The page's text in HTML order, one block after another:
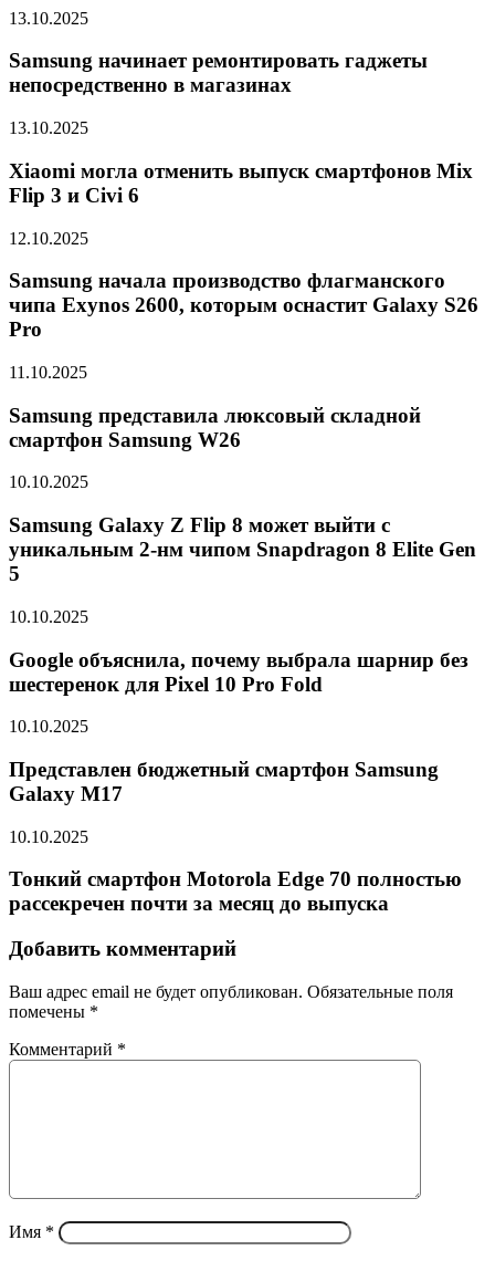
13.10.2025
Samsung начинает ремонтировать гаджеты
непосредственно в магазинах
13.10.2025
Xiaomi могла отменить выпуск смартфонов Mix
Flip 3 и Civi 6
12.10.2025
Samsung начала производство флагманского
чипа Exynos 2600, которым оснастит Galaxy S26
Pro
11.10.2025
Samsung представила люксовый складной
смартфон Samsung W26
10.10.2025
Samsung Galaxy Z Flip 8 может выйти с
уникальным 2-нм чипом Snapdragon 8 Elite Gen
5
10.10.2025
Google объяснила, почему выбрала шарнир без
шестеренок для Pixel 10 Pro Fold
10.10.2025
Представлен бюджетный смартфон Samsung
Galaxy M17
10.10.2025
Тонкий смартфон Motorola Edge 70 полностью
рассекречен почти за месяц до выпуска
Добавить комментарий
Ваш адрес email не будет опубликован. Обязательные поля
помечены *
Комментарий *
Имя *